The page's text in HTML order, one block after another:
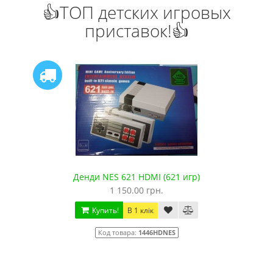
👍ТОП детских игровых
приставок!👍
Денди NES 621 HDMI (621 игр)
1 150.00 грн.
Купить! В 1 клік
Код товара: 1446HDNES